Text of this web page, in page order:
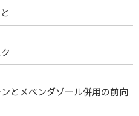
とメベンダゾール併用の前向